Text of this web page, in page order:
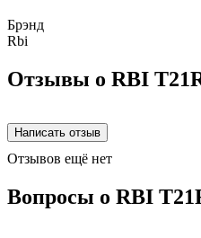
Брэнд
Rbi
Отзывы о RBI
Отзывов ещё нет
Вопросы о RBI